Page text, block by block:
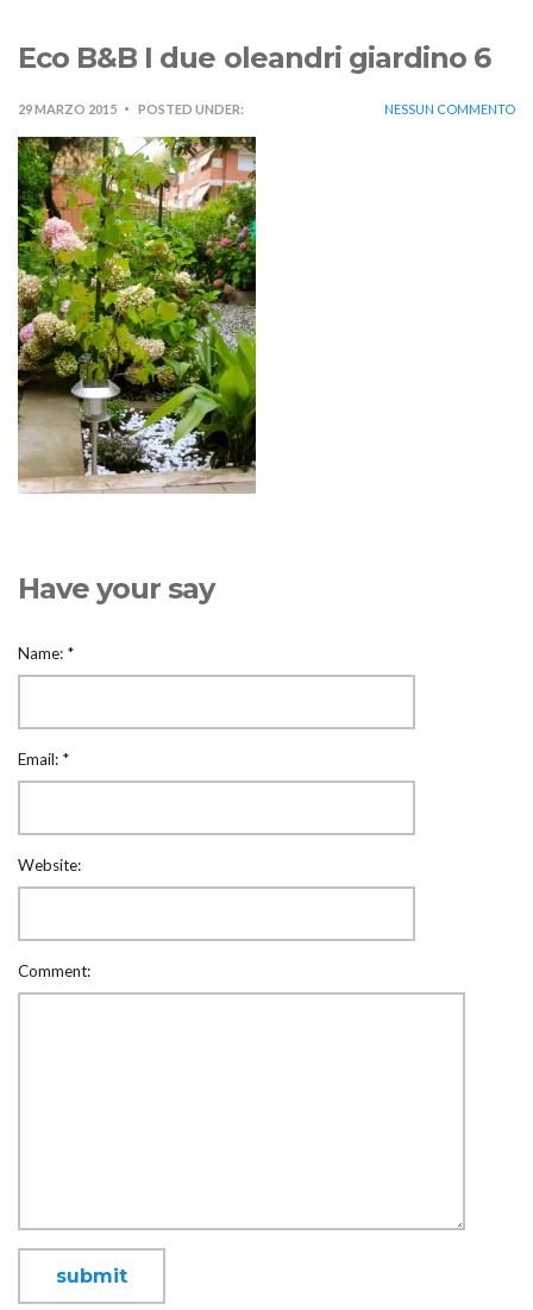
Eco B&B I due oleandri giardino 6
29 MARZO 2015 POSTED UNDER: NESSUN COMMENTO
Have your say
Name: *
Email: *
Website:
Comment: